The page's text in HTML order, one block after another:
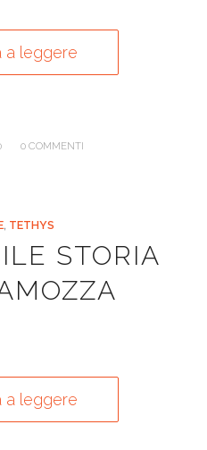
a leggere
0 COMMENTI
, TETHYS
STORIA
a leggere